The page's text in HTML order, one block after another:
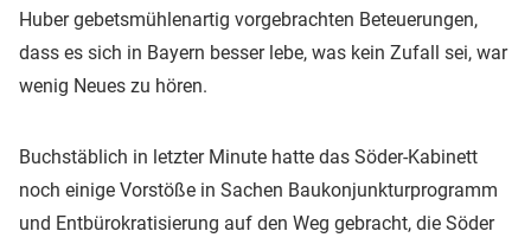
Huber gebetsmühlenartig vorgebrachten Beteuerungen,
dass es sich in Bayern besser lebe, was kein Zufall sei, war
wenig Neues zu hören.
Buchstäblich in letzter Minute hatte das Söder-Kabinett
noch einige Vorstöße in Sachen Baukonjunkturprogramm
und Entbürokratisierung auf den Weg gebracht, die Söder